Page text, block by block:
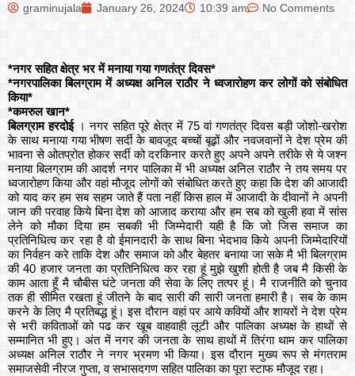
graminujala January 26, 2024 10:39 am No Comments
*नगर सहित क्षेत्र भर में मनाया गया गणतंत्र दिवस*
*नगरपालिका बिलग्राम में अध्यक्ष अनिल राठौर ने ध्वजारोहण कर लोगों को संबोधित
किया*
*कमरुल खान*
बिलग्राम हरदोई। नगर सहित पूरे क्षेत्र में 75 वां गणतंत्र दिवस बड़ी जोशो-खरोश
के साथ मनाया गया भीषण सर्दी के बावजूद बच्चों बूढ़ों और नवजवानों ने देश प्रेम की
भावना से ओतप्रोत होकर सर्दी को दरकिनार करते हुए अपने अपने तरीके से ये जश्न
मनाया बिलग्राम की आदर्श नगर पालिका में भी अध्यक्ष अनिल राठौर ने तय समय पर
ध्वजारोहण किया और वहां मौजूद लोगों को संबोधित करते हुए कहा कि देश की आजादी
को याद कर हम सब सहम जाते हैं पता नहीं किस हाल में आजादी के दीवानों ने अपनी
जान की परवाह किये बिना देश को आजाद कराया और हम सब को खुली हवा में सांस
लेने को मौका दिया हम सबकी भी जिम्मेदारी यही है कि जो जिस समाज का
प्रतिनिधित्व कर रहा है वो ईमानदारी के साथ बिना भेदभाव किये अपनी जिम्मेदारियों
का निर्वहन करे ताकि देश और समाज को और बेहतर बनाया जा सके मै भी बिलग्राम
की 40 हजार जनता का प्रतिनिधित्व कर रहा हूं मुझे खुशी होती है जब मै किसी के
काम आता हूँ मै चौबीस घंटे जनता की सेवा के लिए तत्पर हूं। मै राजनीति को चुनाव
तक ही सीमित रखता हूं जीतने के बाद सारी की सारी जनता हमारी है। सब के काम
करने के लिए मै प्रतिबद्ध हूं। इस दौरान वहां पर आये कवियों और शायरों ने देश प्रेम
से भरी कविताओं को पढ कर खूब वाहवाही लूटी और पालिका अध्यक्ष के हाथों से
सम्मानित भी हुए। अंत में नगर की जनता के साथ हाथों में तिरंगा थाम कर पालिका
अध्यक्ष अनिल राठौर ने नगर भ्रमण भी किया। इस दौरान मुख्य रूप से मंगतराम
समाजसेवी नीरज गुप्ता, व सभासदगण सहित पालिका का पूरा स्टाफ मौजूद रहा।